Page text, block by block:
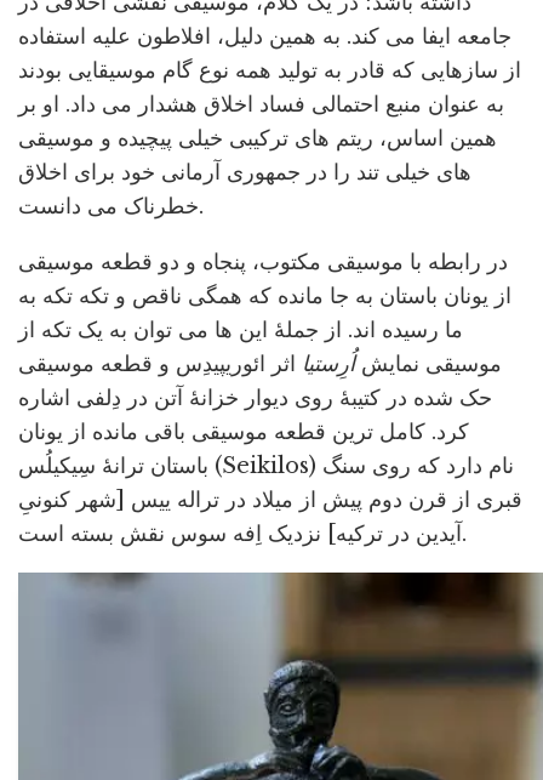
جامعه ایفا می کند. به همین دلیل، افلاطون علیه استفاده
از سازهایی که قادر به تولید همه نوع گام موسیقایی بودند
به عنوان منبع احتمالی فساد اخلاق هشدار می داد. او بر
همین اساس، ریتم های ترکیبی خیلی پیچیده و موسیقی
های خیلی تند را در جمهوری آرمانی خود برای اخلاق
خطرناک می دانست.
در رابطه با موسیقی مکتوب، پنجاه و دو قطعه موسیقی
از یونان باستان به جا مانده که همگی ناقص و تکه تکه به
ما رسیده اند. از جملۀ این ها می توان به یک تکه از
موسیقی نمایشاُرِستیا اثر ائوریپیدِس و قطعه موسیقی
حک شده در کتیبۀ روی دیوار خزانۀ آتن در دِلفی اشاره
کرد. کامل ترین قطعه موسیقی باقی مانده از یونان
باستان ترانۀ سِیکیلُس (Seikilos) نام دارد که روی سنگ
قبری از قرن دوم پیش از میلاد در تراله ییس [شهر کنونیِ
آیدین در ترکیه] نزدیک اِفه سوس نقش بسته است.